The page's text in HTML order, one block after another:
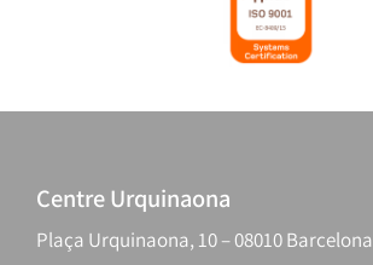
Centre Urquinaona
Plaça Urquinaona, 10 – 08010 Barcelona